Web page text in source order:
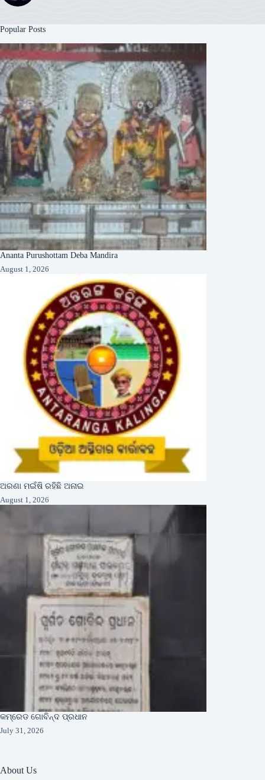
Popular Posts
Ananta Purushottam Deba Mandira
August 1, 2026
ଅରଣା ମଇଁଷି ରହିଛି ଅନାଇ
August 1, 2026
କମ୍ରେଡ ଗୋବିନ୍ଦ ପ୍ରଧାନ
July 31, 2026
About Us